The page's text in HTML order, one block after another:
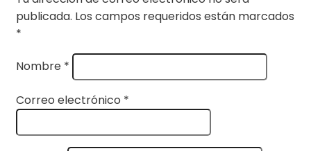
publicada. Los campos requeridos están marcados
*
Nombre *
Correo electrónico *